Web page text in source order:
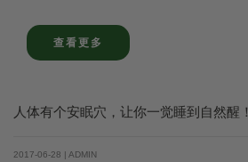
查看更多
人体有个安眠穴，让你一觉睡到自然醒！
2017-06-28 | ADMIN